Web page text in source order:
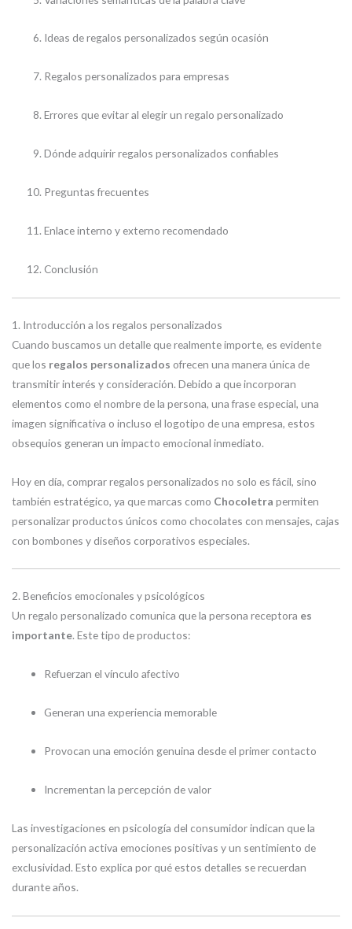
Ideas de regalos personalizados según ocasión
Regalos personalizados para empresas
Errores que evitar al elegir un regalo personalizado
Dónde adquirir regalos personalizados confiables
Preguntas frecuentes
Enlace interno y externo recomendado
Conclusión
1. Introducción a los regalos personalizados
Cuando buscamos un detalle que realmente importe, es evidente
que los regalos personalizados ofrecen una manera única de
transmitir interés y consideración. Debido a que incorporan
elementos como el nombre de la persona, una frase especial, una
imagen significativa o incluso el logotipo de una empresa, estos
obsequios generan un impacto emocional inmediato.
Hoy en día, comprar regalos personalizados no solo es fácil, sino
también estratégico, ya que marcas como Chocoletra permiten
personalizar productos únicos como chocolates con mensajes, cajas
con bombones y diseños corporativos especiales.
2. Beneficios emocionales y psicológicos
Un regalo personalizado comunica que la persona receptora es
importante. Este tipo de productos:
Refuerzan el vínculo afectivo
Generan una experiencia memorable
Provocan una emoción genuina desde el primer contacto
Incrementan la percepción de valor
Las investigaciones en psicología del consumidor indican que la
personalización activa emociones positivas y un sentimiento de
exclusividad. Esto explica por qué estos detalles se recuerdan
durante años.